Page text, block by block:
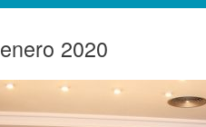
enero 2020